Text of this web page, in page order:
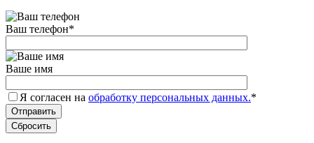
Ваш телефон*
Ваше имя
Я согласен на обработку персональных данных.*